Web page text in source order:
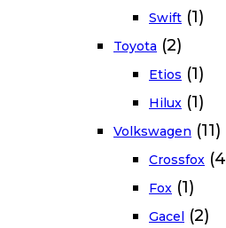
Swift (1)
Toyota (2)
Etios (1)
Hilux (1)
Volkswagen (11)
Crossfox
Fox (1)
Gacel (2)